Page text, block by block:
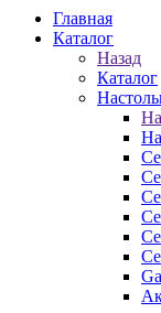
Главная
Каталог
Назад
Каталог